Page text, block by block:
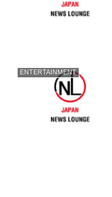
ENTERTAINMENT